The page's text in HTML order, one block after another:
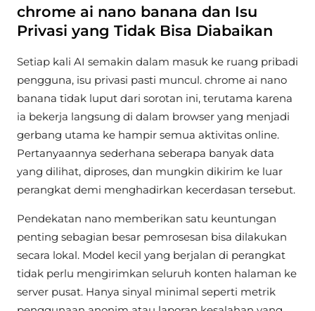
chrome ai nano banana dan Isu
Privasi yang Tidak Bisa Diabaikan
Setiap kali AI semakin dalam masuk ke ruang pribadi
pengguna, isu privasi pasti muncul. chrome ai nano
banana tidak luput dari sorotan ini, terutama karena
ia bekerja langsung di dalam browser yang menjadi
gerbang utama ke hampir semua aktivitas online.
Pertanyaannya sederhana seberapa banyak data
yang dilihat, diproses, dan mungkin dikirim ke luar
perangkat demi menghadirkan kecerdasan tersebut.
Pendekatan nano memberikan satu keuntungan
penting sebagian besar pemrosesan bisa dilakukan
secara lokal. Model kecil yang berjalan di perangkat
tidak perlu mengirimkan seluruh konten halaman ke
server pusat. Hanya sinyal minimal seperti metrik